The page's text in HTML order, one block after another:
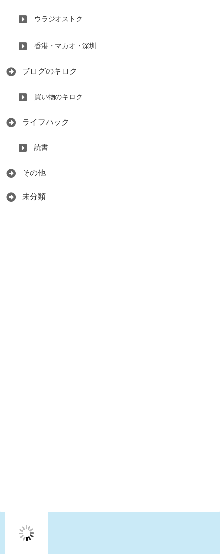
ウラジオストク
香港・マカオ・深圳
ブログのキロク
買い物のキロク
ライフハック
読書
その他
未分類